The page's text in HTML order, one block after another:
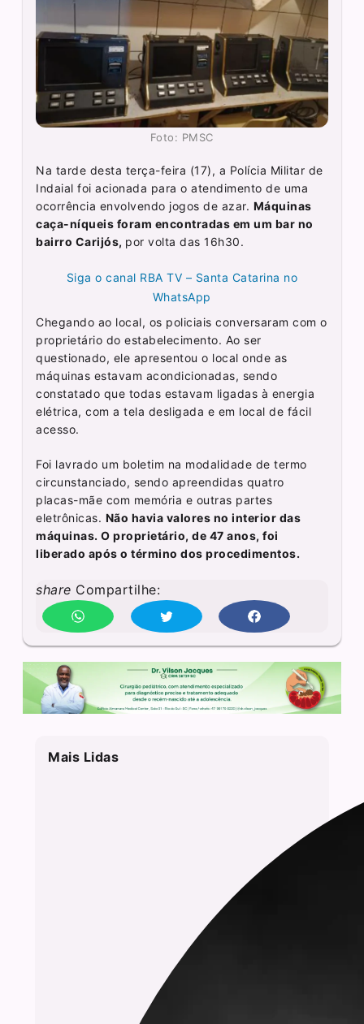
Foto: PMSC
Na tarde desta terça-feira (17), a Polícia Militar de
Indaial foi acionada para o atendimento de uma
ocorrência envolvendo jogos de azar. Máquinas
caça-níqueis foram encontradas em um bar no
bairro Carijós, por volta das 16h30.
Siga o canal RBA TV – Santa Catarina no
WhatsApp
Chegando ao local, os policiais conversaram com o
proprietário do estabelecimento. Ao ser
questionado, ele apresentou o local onde as
máquinas estavam acondicionadas, sendo
constatado que todas estavam ligadas à energia
elétrica, com a tela desligada e em local de fácil
acesso.
Foi lavrado um boletim na modalidade de termo
circunstanciado, sendo apreendidas quatro
placas-mãe com memória e outras partes
eletrônicas. Não havia valores no interior das
máquinas. O proprietário, de 47 anos, foi
liberado após o término dos procedimentos.
share Compartilhe:
Mais Lidas